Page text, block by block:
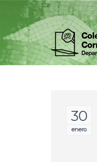
30
enero